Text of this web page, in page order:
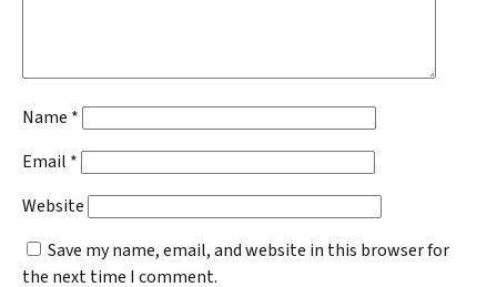
Name *
Email *
Website
Save my name, email, and website in this browser for
the next time I comment.